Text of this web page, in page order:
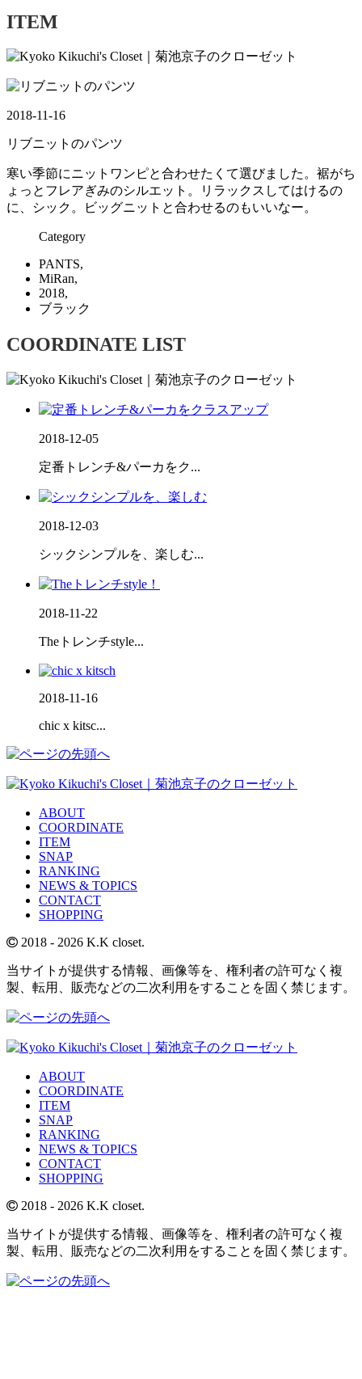
ITEM
2018-11-16
リブニットのパンツ
寒い季節にニットワンピと合わせたくて選びました。裾がち
ょっとフレアぎみのシルエット。リラックスしてはけるの
に、シック。ビッグニットと合わせるのもいいなー。
Category
PANTS,
MiRan,
2018,
ブラック
COORDINATE LIST
2018-12-05
定番トレンチ&パーカをク...
2018-12-03
シックシンプルを、楽しむ...
2018-11-22
Theトレンチstyle...
2018-11-16
chic x kitsc...
ABOUT
COORDINATE
ITEM
SNAP
RANKING
NEWS & TOPICS
CONTACT
SHOPPING
2018 - 2026 K.K closet.
当サイトが提供する情報、画像等を、権利者の許可なく複
製、転用、販売などの二次利用をすることを固く禁じます。
ABOUT
COORDINATE
ITEM
SNAP
RANKING
NEWS & TOPICS
CONTACT
SHOPPING
2018 - 2026 K.K closet.
当サイトが提供する情報、画像等を、権利者の許可なく複
製、転用、販売などの二次利用をすることを固く禁じます。